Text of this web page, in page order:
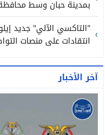
بمدينة حبان وسط
"التاكسي الآلي" جديد
انتقادات على منصات
آخر الأخبار